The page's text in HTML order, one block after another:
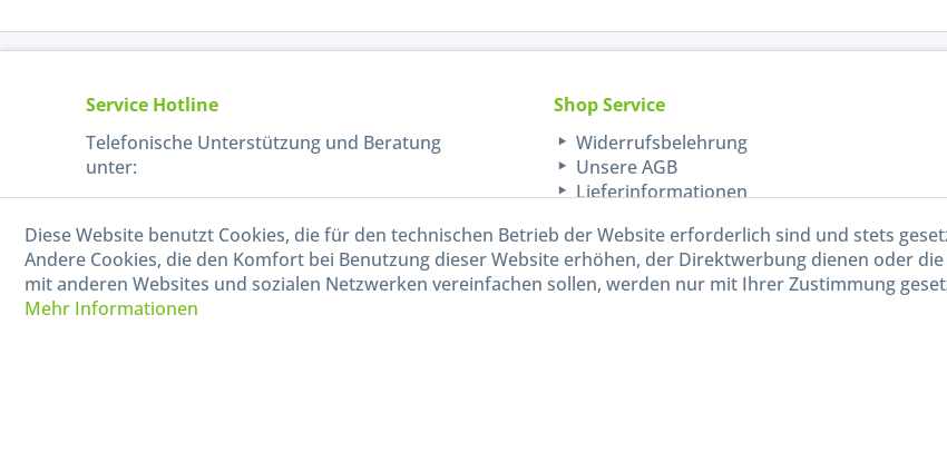
Service Hotline
Telefonische Unterstützung und Beratung
unter:
040-880 99 770
Mo-Fr, 09:00 - 15:00 Uhr
Shop Service
Widerrufsbelehrung
Unsere AGB
Lieferinformationen
Diese Website benutzt Cookies, die für den technischen Betrieb der Website erforderlich sind und stets
Andere Cookies, die den Komfort bei Benutzung dieser Website erhöhen, der Direktwerbung dienen oder
mit anderen Websites und sozialen Netzwerken vereinfachen sollen, werden nur mit Ihrer Zustimmung
Mehr Informationen